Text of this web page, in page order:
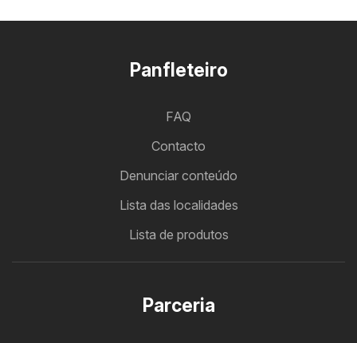
Panfleteiro
FAQ
Contacto
Denunciar conteúdo
Lista das localidades
Lista de produtos
Parceria